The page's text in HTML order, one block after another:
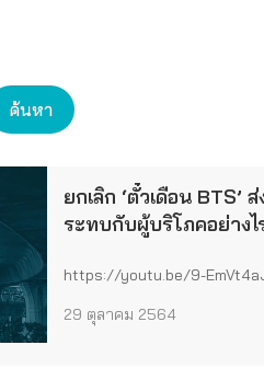
ค้นหา
ยกเลิก ‘ตั๋วเดือน BTS’
ระทบกับผู้บริโภคอย่างไ
https://youtu.be/9-
29 ตุลาคม 2564